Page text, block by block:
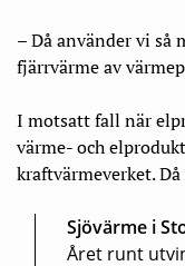
– Då använder vi så
fjärrvärme av
I motsatt fall när
värme- och
kraftvärmeverket.
Sjövärme i
Året runt